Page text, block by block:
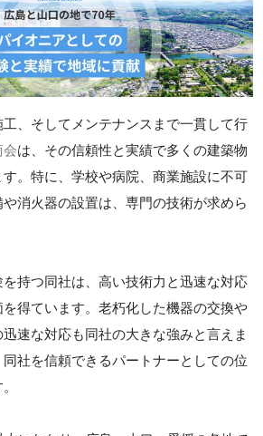
、そしてメンテナンスまで一貫して行
会は、その信頼性と実績で多くの建築物
。特に、学校や病院、商業施設に不可
消火器の設置は、専門の技術が求めら
持つ同社は、高い技術力と迅速な対応
得ています。老朽化した機器の交換や
速な対応も同社の大きな強みと言えま
社を信頼できるパートナーとしての位